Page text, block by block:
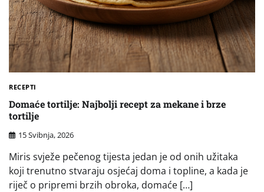
RECEPTI
Domaće tortilje: Najbolji recept za mekane i brze
tortilje
15 Svibnja, 2026
Miris svježe pečenog tijesta jedan je od onih užitaka
koji trenutno stvaraju osjećaj doma i topline, a kada je
riječ o pripremi brzih obroka, domaće […]